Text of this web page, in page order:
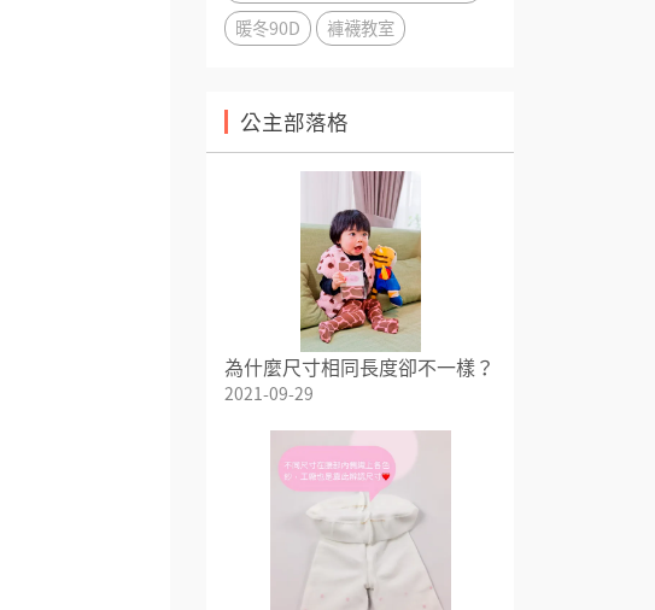
暖冬90D
褲襪教室
公主部落格
為什麼尺寸相同長度卻不一樣？
2021-09-29